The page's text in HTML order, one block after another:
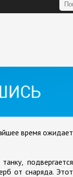
время ожидает
подвергается
от снаряда. Этот